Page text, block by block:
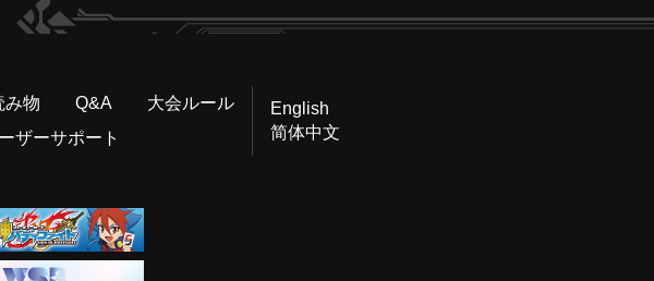
み物 Q&A
大会ルール
ザーサポート
English
简体中文